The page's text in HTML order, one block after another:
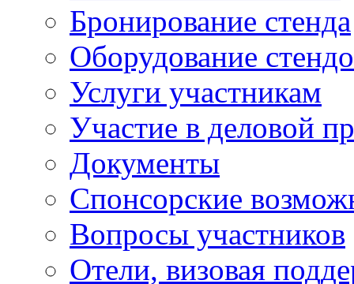
Бронирование стенда
Оборудование
Услуги участникам
Участие в деловой
Документы
Спонсорские
Вопросы участников
Отели, визовая